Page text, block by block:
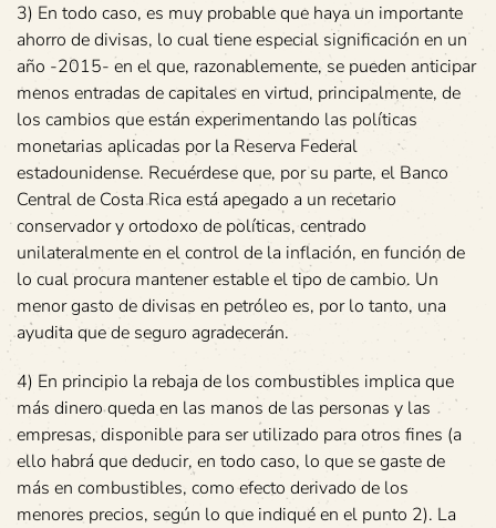
3) En todo caso, es muy probable que haya un importante
ahorro de divisas, lo cual tiene especial significación en un
año -2015- en el que, razonablemente, se pueden anticipar
menos entradas de capitales en virtud, principalmente, de
los cambios que están experimentando las políticas
monetarias aplicadas por la Reserva Federal
estadounidense. Recuérdese que, por su parte, el Banco
Central de Costa Rica está apegado a un recetario
conservador y ortodoxo de políticas, centrado
unilateralmente en el control de la inflación, en función de
lo cual procura mantener estable el tipo de cambio. Un
menor gasto de divisas en petróleo es, por lo tanto, una
ayudita que de seguro agradecerán.
4) En principio la rebaja de los combustibles implica que
más dinero queda en las manos de las personas y las
empresas, disponible para ser utilizado para otros fines (a
ello habrá que deducir, en todo caso, lo que se gaste de
más en combustibles, como efecto derivado de los
menores precios, según lo que indiqué en el punto 2). La